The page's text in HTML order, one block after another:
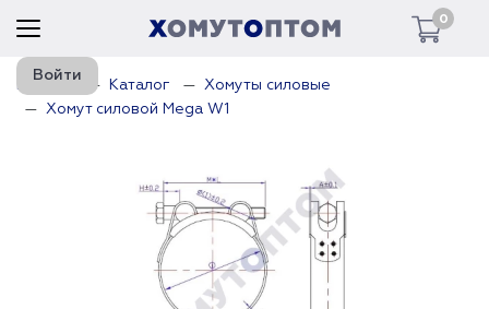
0
Войти
Главная Каталог
Хомуты силовые
Хомут силовой Mega W1